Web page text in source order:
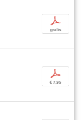
p
gratis
p
€ 7,95